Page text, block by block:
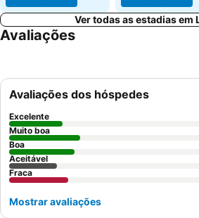
Ver todas as estadias em
Avaliações
Avaliações dos hóspedes
Excelente
Muito boa
Boa
Aceitável
Fraca
Mostrar avaliações